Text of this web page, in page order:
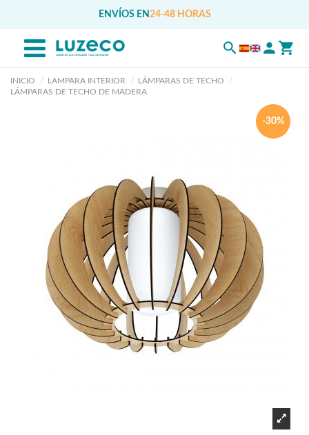
ENVÍOS EN 24-48 HORAS
INICIO LAMPARA INTERIOR
LÁMPARAS DE TECHO
LÁMPARAS DE TECHO DE MADERA
-30%